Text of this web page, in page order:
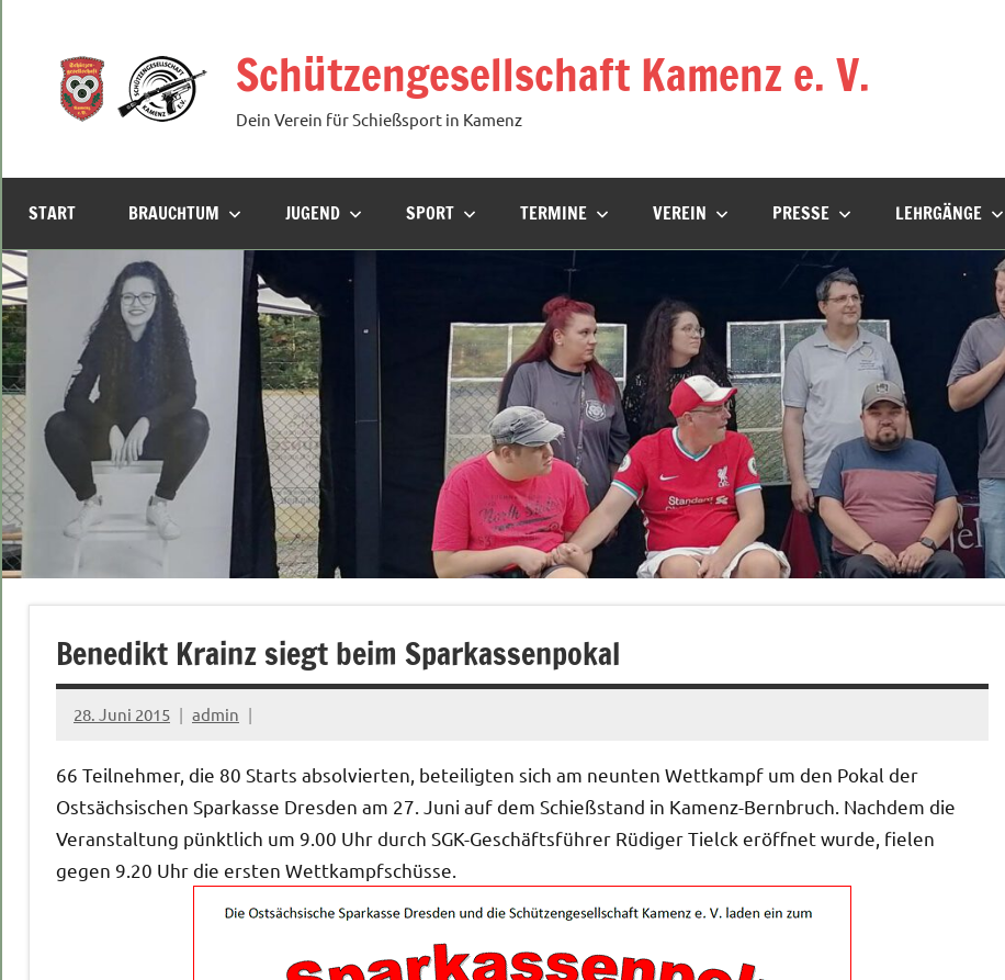
springen
Schützengesellschaft Kamenz e. V.
Dein Verein für Schießsport in Kamenz
START BRAUCHTUM JUGEND SPORT TERMINE VEREIN PRESSE LEHRGÄNGE
Benedikt Krainz siegt beim Sparkassenpokal
28. Juni 2015 admin
66 Teilnehmer, die 80 Starts absolvierten, beteiligten sich am neunten Wettkampf um den Pokal der
Ostsächsischen Sparkasse Dresden am 27. Juni auf dem Schießstand in Kamenz-Bernbruch. Nachdem die
Veranstaltung pünktlich um 9.00 Uhr durch SGK-Geschäftsführer Rüdiger Tielck eröffnet wurde, fielen
gegen 9.20 Uhr die ersten Wettkampfschüsse.